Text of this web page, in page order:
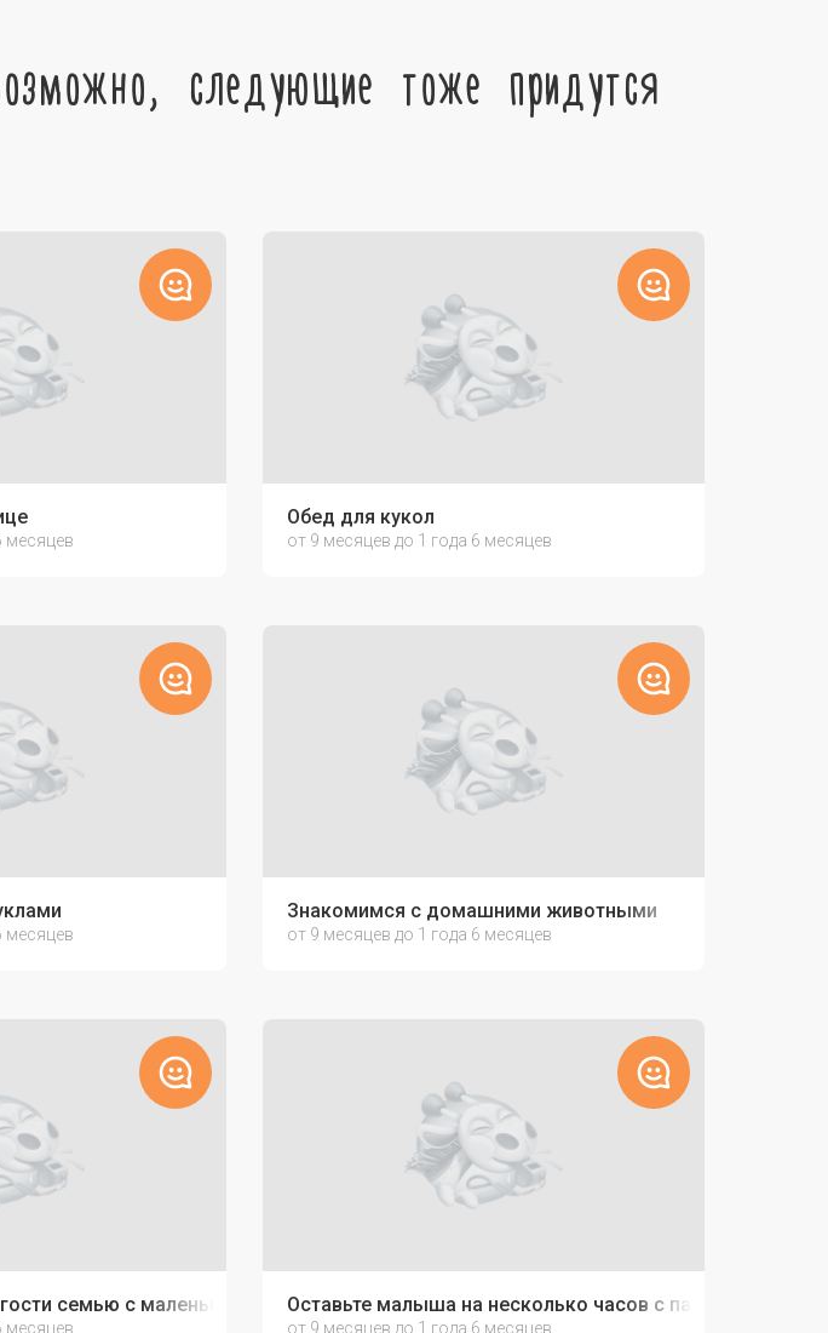
следующие тоже придутся
месяцев
Обед для кукол
от 9 месяцев до 1 года 6 месяцев
месяцев
Знакомимся с домашними животными
от 9 месяцев до 1 года 6 месяцев
гости семью с маленькими детьми
месяцев
Оставьте малыша на несколько часов с папой
от 9 месяцев до 1 года 6 месяцев